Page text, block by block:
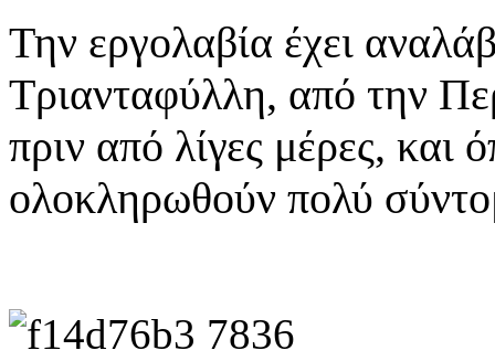
Την εργολαβία έχει
Τριανταφύλλη, από την
πριν από λίγες μέρες,
ολοκληρωθούν πολύ